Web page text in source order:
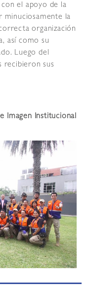
el apoyo de la
minuciosamente la
organización
así como su
Luego del
recibieron sus
Imagen Institucional